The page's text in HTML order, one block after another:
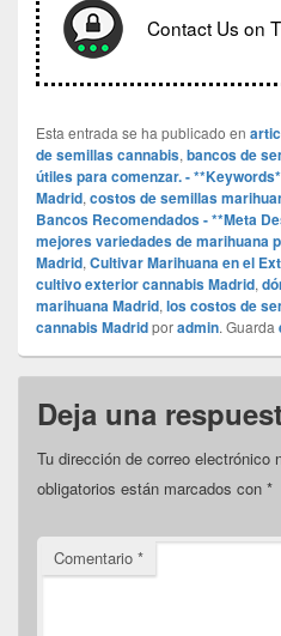
Contact Us on
Esta entrada se ha publicado en
de semillas cannabis, bancos de
útiles para comenzar. -
Madrid, costos de semillas
Bancos Recomendados - **Meta
mejores variedades de marihuana
Madrid, Cultivar Marihuana en el
cultivo exterior cannabis Madrid,
marihuana Madrid, los costos de
cannabis Madridporadmin. Guarda
Deja una
Tu dirección de correo electrónico
obligatorios están marcados con *
Comentario *